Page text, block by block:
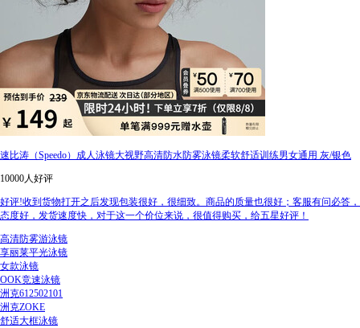
速比涛（Speedo）成人泳镜大视野高清防水防雾泳镜柔软舒适训练男女通用 灰/银色
10000人好评
好评!收到货物打开之后发现包装很好，很细致。商品的质量也很好；客服有问必答，
态度好，发货速度快，对于这一个价位来说，很值得购买，给五星好评！
高清防雾游泳镜
享丽莱平光泳镜
女款泳镜
OOK竞速泳镜
洲克612502101
洲克ZOKE
舒适大框泳镜